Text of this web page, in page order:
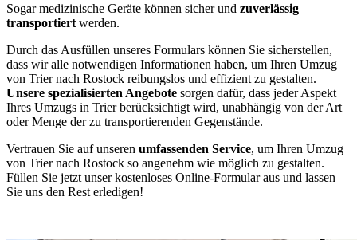
Sogar medizinische Geräte können sicher und zuverlässig
transportiert werden.
Durch das Ausfüllen unseres Formulars können Sie sicherstellen,
dass wir alle notwendigen Informationen haben, um Ihren Umzug
von Trier nach Rostock reibungslos und effizient zu gestalten.
Unsere spezialisierten Angebote sorgen dafür, dass jeder Aspekt
Ihres Umzugs in Trier berücksichtigt wird, unabhängig von der Art
oder Menge der zu transportierenden Gegenstände.
Vertrauen Sie auf unseren umfassenden Service, um Ihren Umzug
von Trier nach Rostock so angenehm wie möglich zu gestalten.
Füllen Sie jetzt unser kostenloses Online-Formular aus und lassen
Sie uns den Rest erledigen!